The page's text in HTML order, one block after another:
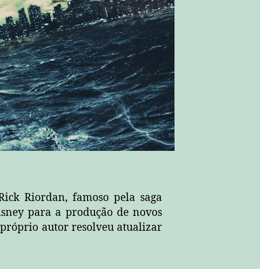
Riordan, famoso pela saga
para a produção de novos
próprio autor resolveu atualizar